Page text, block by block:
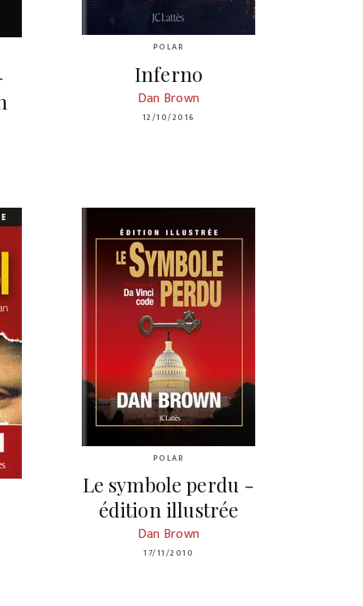
POLAR
Inferno
Dan Brown
12/10/2016
POLAR
Le symbole perdu -
édition illustrée
Dan Brown
17/11/2010